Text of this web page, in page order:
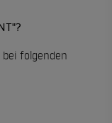
folgenden